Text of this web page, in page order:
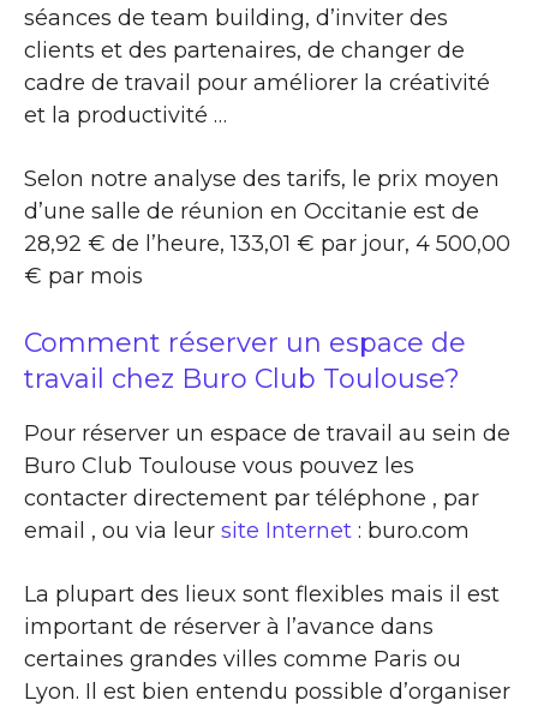
séances de team building, d’inviter des
clients et des partenaires, de changer de
cadre de travail pour améliorer la créativité
et la productivité …
Selon notre analyse des tarifs, le prix moyen
d’une salle de réunion en Occitanie est de
28,92 € de l’heure, 133,01 € par jour, 4 500,00
€ par mois
Comment réserver un espace de
travail chez Buro Club Toulouse?
Pour réserver un espace de travail au sein de
Buro Club Toulouse vous pouvez les
contacter directement par téléphone , par
email , ou via leur site Internet : buro.com
La plupart des lieux sont flexibles mais il est
important de réserver à l’avance dans
certaines grandes villes comme Paris ou
Lyon. Il est bien entendu possible d’organiser